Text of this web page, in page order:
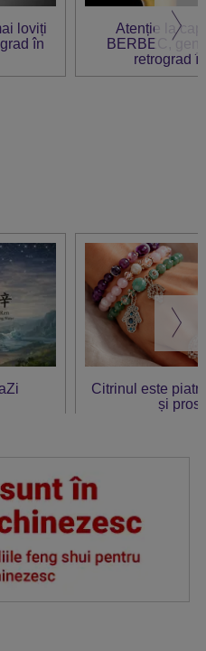
loviți
în
Atenție la
BERBEC,
retrograd
Citrinul este
și